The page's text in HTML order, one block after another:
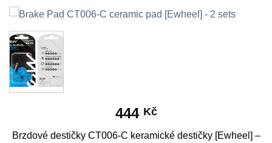
444 Kč
Brzdové destičky CT006-C keramické destičky [Ewheel] –